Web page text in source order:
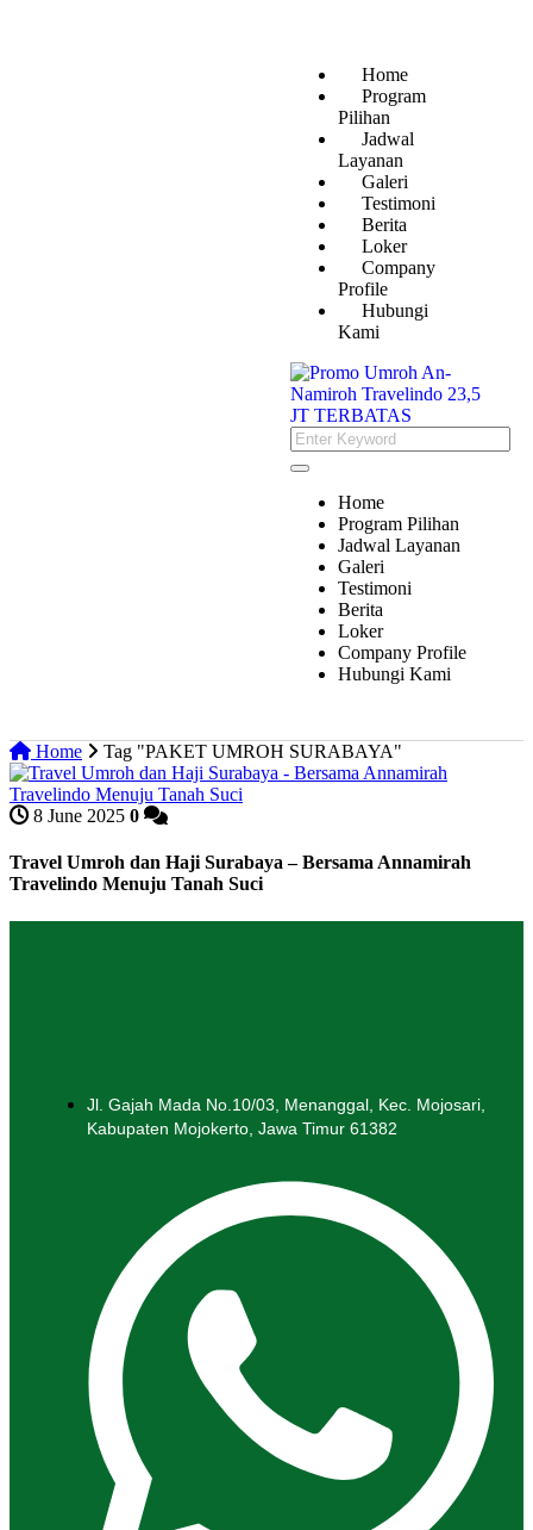
Home
Program
Pilihan
Jadwal
Layanan
Galeri
Testimoni
Berita
Loker
Company
Profile
Hubungi
Kami
Home
Program Pilihan
Jadwal Layanan
Galeri
Testimoni
Berita
Loker
Company Profile
Hubungi Kami
Home Tag "PAKET UMROH SURABAYA"
8 June 2025 0
Travel Umroh dan Haji Surabaya – Bersama Annamirah
Travelindo Menuju Tanah Suci
Jl. Gajah Mada No.10/03, Menanggal, Kec. Mojosari,
Kabupaten Mojokerto, Jawa Timur 61382